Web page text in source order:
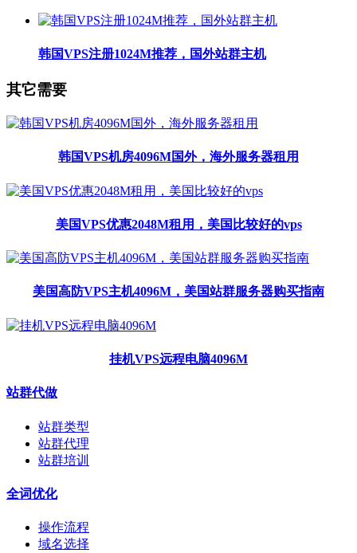
韩国VPS注册1024M推荐，国外站群主机
其它需要
韩国VPS机房4096M国外，海外服务器租用
美国VPS优惠2048M租用，美国比较好的vps
美国高防VPS主机4096M，美国站群服务器购买指南
挂机VPS远程电脑4096M
站群代做
站群类型
站群代理
站群培训
全词优化
操作流程
域名选择